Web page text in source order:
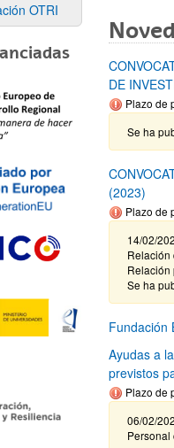
OTRI
DE
Plazo de
Se ha
(2023)
Plazo de
14/02/
Relación
Relación
Se ha
Fundación
Ayudas a
previstos
Plazo de
06/02/
Personal